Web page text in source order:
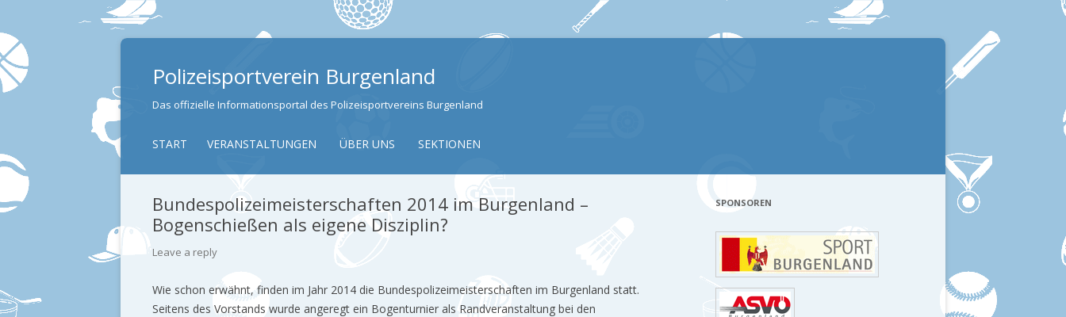
Polizeisportverein Burgenland
Das offizielle Informationsportal des Polizeisportvereins Burgenland
START VERANSTALTUNGEN ÜBER UNS SEKTIONEN
Bundespolizeimeisterschaften 2014 im Burgenland –
Bogenschießen als eigene Disziplin?
Leave a reply
Wie schon erwähnt, finden im Jahr 2014 die Bundespolizeimeisterschaften im Burgenland statt.
Seitens des Vorstands wurde angeregt ein Bogenturnier als Randveranstaltung bei den
SPONSOREN